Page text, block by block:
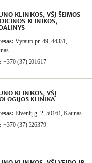
KLINIKOS, VŠĮ ŠEIMOS
KLINIKOS,
Vytauto pr. 49, 44331,
+370 (37) 201617
KLINIKOS, VŠĮ
KLINIKA
Eivenių g. 2, 50161, Kaunas
+370 (37) 326379